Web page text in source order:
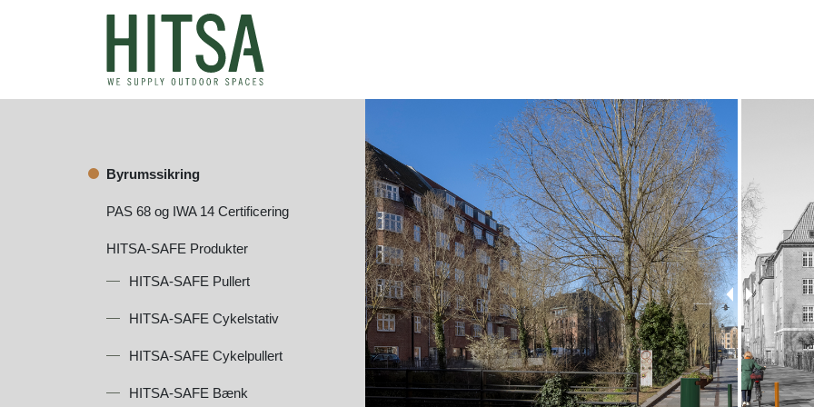
Byrumssikring
PAS 68 og IWA 14 Certificering
HITSA-SAFE Produkter
HITSA-SAFE Pullert
HITSA-SAFE Cykelstativ
HITSA-SAFE Cykelpullert
HITSA-SAFE Bænk